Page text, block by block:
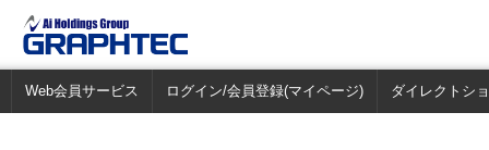
Web会員サービス ログイン/会員登録(マイページ) ダイレクトシ